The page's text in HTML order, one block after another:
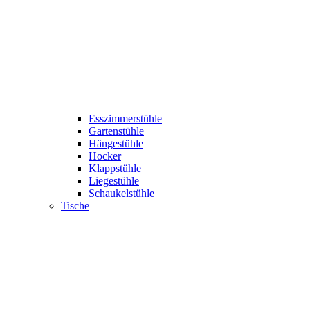
Esszimmerstühle
Gartenstühle
Hängestühle
Hocker
Klappstühle
Liegestühle
Schaukelstühle
Tische